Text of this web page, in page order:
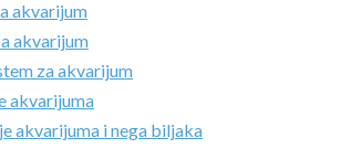
akvarijum
akvarijum
za akvarijum
akvarijuma
akvarijuma i nega biljaka